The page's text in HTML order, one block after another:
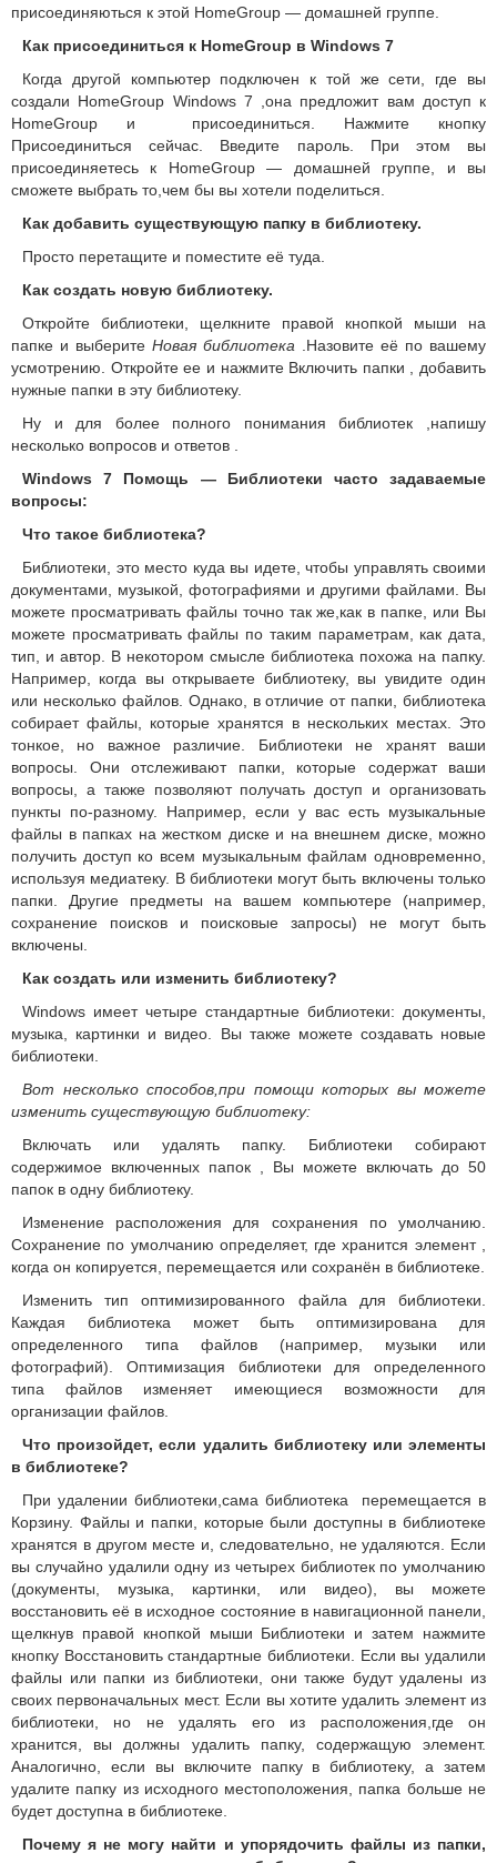
присоединяються к этой HomeGroup — домашней группе.
Как присоединиться к HomeGroup в Windows 7
Когда другой компьютер подключен к той же сети, где вы
создали HomeGroup Windows 7 ,она предложит вам доступ к
HomeGroup и присоединиться. Нажмите кнопку
Присоединиться сейчас. Введите пароль. При этом вы
присоединяетесь к HomeGroup — домашней группе, и вы
сможете выбрать то,чем бы вы хотели поделиться.
Как добавить существующую папку в библиотеку.
Просто перетащите и поместите её туда.
Как создать новую библиотеку.
Откройте библиотеки, щелкните правой кнопкой мыши на
папке и выберите Новая библиотека .Назовите её по вашему
усмотрению. Откройте ее и нажмите Включить папки , добавить
нужные папки в эту библиотеку.
Ну и для более полного понимания библиотек ,напишу
несколько вопросов и ответов .
Windows 7 Помощь — Библиотеки часто задаваемые
вопросы:
Что такое библиотека?
Библиотеки, это место куда вы идете, чтобы управлять своими
документами, музыкой, фотографиями и другими файлами. Вы
можете просматривать файлы точно так же,как в папке, или Вы
можете просматривать файлы по таким параметрам, как дата,
тип, и автор. В некотором смысле библиотека похожа на папку.
Например, когда вы открываете библиотеку, вы увидите один
или несколько файлов. Однако, в отличие от папки, библиотека
собирает файлы, которые хранятся в нескольких местах. Это
тонкое, но важное различие. Библиотеки не хранят ваши
вопросы. Они отслеживают папки, которые содержат ваши
вопросы, а также позволяют получать доступ и организовать
пункты по-разному. Например, если у вас есть музыкальные
файлы в папках на жестком диске и на внешнем диске, можно
получить доступ ко всем музыкальным файлам одновременно,
используя медиатеку. В библиотеки могут быть включены только
папки. Другие предметы на вашем компьютере (например,
сохранение поисков и поисковые запросы) не могут быть
включены.
Как создать или изменить библиотеку?
Windows имеет четыре стандартные библиотеки: документы,
музыка, картинки и видео. Вы также можете создавать новые
библиотеки.
Вот несколько способов,при помощи которых вы можете
изменить существующую библиотеку:
Включать или удалять папку. Библиотеки собирают
содержимое включенных папок , Вы можете включать до 50
папок в одну библиотеку.
Изменение расположения для сохранения по умолчанию.
Сохранение по умолчанию определяет, где хранится элемент ,
когда он копируется, перемещается или сохранён в библиотеке.
Изменить тип оптимизированного файла для библиотеки.
Каждая библиотека может быть оптимизирована для
определенного типа файлов (например, музыки или
фотографий). Оптимизация библиотеки для определенного
типа файлов изменяет имеющиеся возможности для
организации файлов.
Что произойдет, если удалить библиотеку или элементы
в библиотеке?
При удалении библиотеки,сама библиотека перемещается в
Корзину. Файлы и папки, которые были доступны в библиотеке
хранятся в другом месте и, следовательно, не удаляются. Если
вы случайно удалили одну из четырех библиотек по умолчанию
(документы, музыка, картинки, или видео), вы можете
восстановить её в исходное состояние в навигационной панели,
щелкнув правой кнопкой мыши Библиотеки и затем нажмите
кнопку Восстановить стандартные библиотеки. Если вы удалили
файлы или папки из библиотеки, они также будут удалены из
своих первоначальных мест. Если вы хотите удалить элемент из
библиотеки, но не удалять его из расположения,где он
хранится, вы должны удалить папку, содержащую элемент.
Аналогично, если вы включите папку в библиотеку, а затем
удалите папку из исходного местоположения, папка больше не
будет доступна в библиотеке.
Почему я не могу найти и упорядочить файлы из папки,